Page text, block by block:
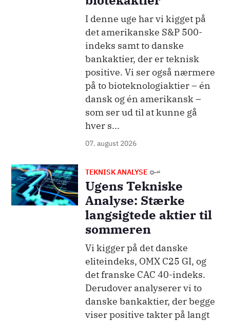
I denne uge har vi kigget på
det amerikanske S&P 500-
indeks samt to danske
bankaktier, der er teknisk
positive. Vi ser også nærmere
på to bioteknologiaktier – én
dansk og én amerikansk –
som ser ud til at kunne gå
hver s...
07. august 2026
Billede TEKNISK ANALYSE
Ugens Tekniske
Analyse: Stærke
langsigtede aktier til
sommeren
Vi kigger på det danske
eliteindeks, OMX C25 GI, og
det franske CAC 40-indeks.
Derudover analyserer vi to
danske bankaktier, der begge
viser positive takter på langt